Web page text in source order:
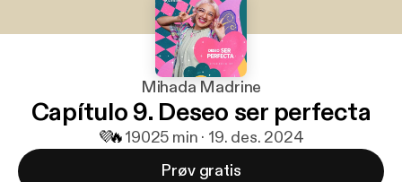
Mihada Madrine
Capítulo 9. Deseo ser perfecta
💜🔥19025 min · 19. des. 2024
Prøv gratis